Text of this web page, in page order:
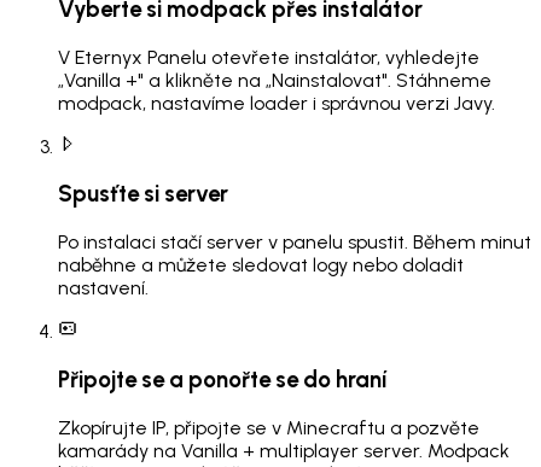
Vyberte si modpack přes instalátor
V Eternyx Panelu otevřete instalátor, vyhledejte
„Vanilla +" a klikněte na „Nainstalovat". Stáhneme
modpack, nastavíme loader i správnou verzi Javy.
Spusťte si server
Po instalaci stačí server v panelu spustit. Během minut
naběhne a můžete sledovat logy nebo doladit
nastavení.
Připojte se a ponořte se do hraní
Zkopírujte IP, připojte se v Minecraftu a pozvěte
kamarády na Vanilla + multiplayer server. Modpack